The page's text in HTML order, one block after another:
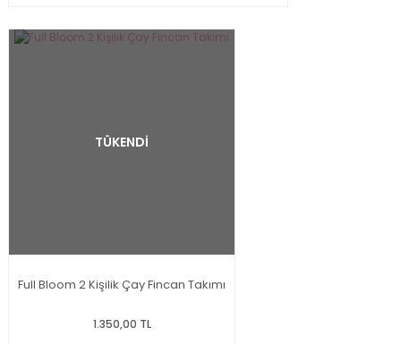
TÜKENDİ
Full Bloom 2 Kişilik Çay Fincan Takımı
1.350,00 TL